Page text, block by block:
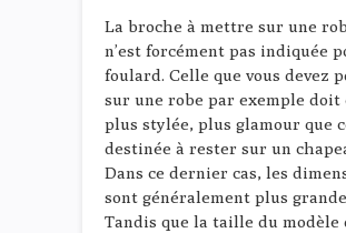
La broche à mettre sur une
n’est forcément pas indiquée
foulard. Celle que vous devez
sur une robe par exemple doit
plus stylée, plus glamour que
destinée à rester sur un
Dans ce dernier cas, les
sont généralement plus
Tandis que la taille du modèle